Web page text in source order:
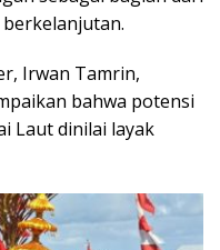
Irwan Tamrin,
bahwa potensi
Laut dinilai layak